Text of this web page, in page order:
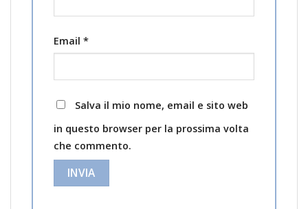
Email *
Salva il mio nome, email e sito web
in questo browser per la prossima volta
che commento.